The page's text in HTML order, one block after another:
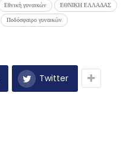
Εθνική γυναικών
ΕΘΝΙΚΗ ΕΛΛΑΔΑΣ
Ποδόσφαιρο γυναικών
Twitter